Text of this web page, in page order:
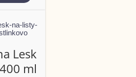
Lesk
ml